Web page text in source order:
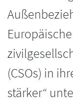
(CSOs) in
stärker“